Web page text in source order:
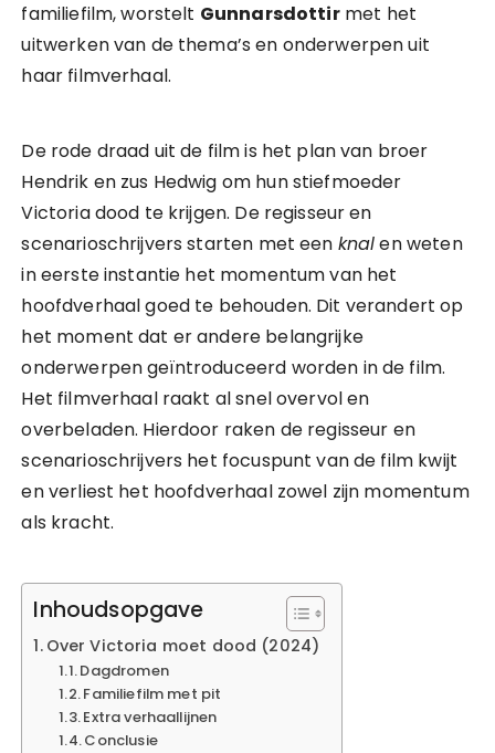
familiefilm, worstelt Gunnarsdottirmet het
uitwerken van de thema’s en onderwerpen uit
haar filmverhaal.
De rode draad uit de film is het plan van broer
Hendrik en zus Hedwig om hun stiefmoeder
Victoria dood te krijgen. De regisseur en
scenarioschrijvers starten met een knalen weten
in eerste instantie het momentum van het
hoofdverhaal goed te behouden. Dit verandert op
het moment dat er andere belangrijke
onderwerpen geïntroduceerd worden in de film.
Het filmverhaal raakt al snel overvol en
overbeladen. Hierdoor raken de regisseur en
scenarioschrijvers het focuspunt van de film kwijt
en verliest het hoofdverhaal zowel zijn momentum
als kracht.
Inhoudsopgave
Over Victoria moet dood (2024)
Dagdromen
Familiefilm met pit
Extra verhaallijnen
Conclusie